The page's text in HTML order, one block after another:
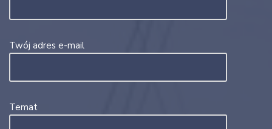
Twój adres e-mail
Temat